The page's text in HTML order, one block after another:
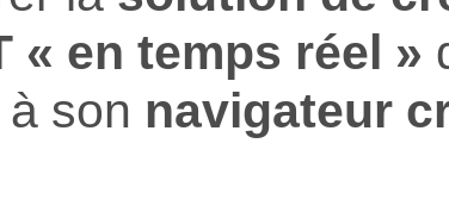
« en temps réel »
son navigateur